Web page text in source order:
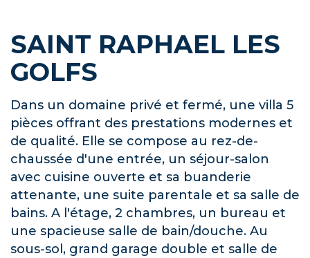
SAINT RAPHAEL LES
GOLFS
Dans un domaine privé et fermé, une villa 5
pièces offrant des prestations modernes et
de qualité. Elle se compose au rez-de-
chaussée d'une entrée, un séjour-salon
avec cuisine ouverte et sa buanderie
attenante, une suite parentale et sa salle de
bains. A l'étage, 2 chambres, un bureau et
une spacieuse salle de bain/douche. Au
sous-sol, grand garage double et salle de